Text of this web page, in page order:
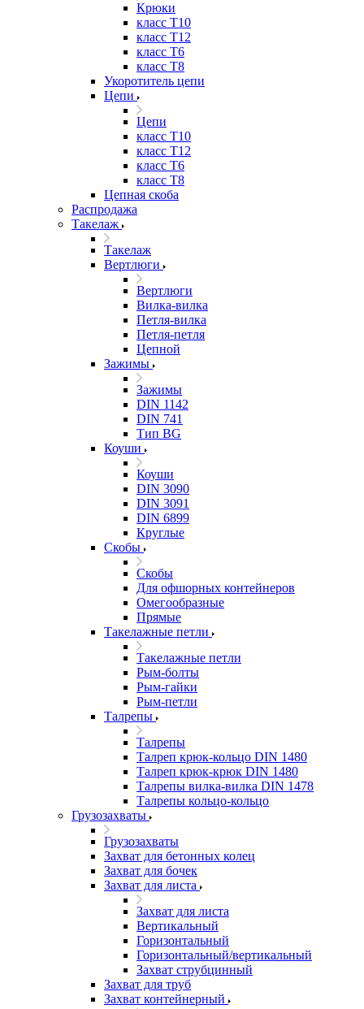
Крюки
класс Т10
класс Т12
класс Т6
класс Т8
Укоротитель цепи
Цепи
Цепи
класс Т10
класс Т12
класс Т6
класс Т8
Цепная скоба
Распродажа
Такелаж
Такелаж
Вертлюги
Вертлюги
Вилка-вилка
Петля-вилка
Петля-петля
Цепной
Зажимы
Зажимы
DIN 1142
DIN 741
Тип BG
Коуши
Коуши
DIN 3090
DIN 3091
DIN 6899
Круглые
Скобы
Скобы
Для офшорных контейнеров
Омегообразные
Прямые
Такелажные петли
Такелажные петли
Рым-болты
Рым-гайки
Рым-петли
Талрепы
Талрепы
Талреп крюк-кольцо DIN 1480
Талреп крюк-крюк DIN 1480
Талрепы вилка-вилка DIN 1478
Талрепы кольцо-кольцо
Грузозахваты
Грузозахваты
Захват для бетонных колец
Захват для бочек
Захват для листа
Захват для листа
Вертикальный
Горизонтальный
Горизонтальный/вертикальный
Захват струбцинный
Захват для труб
Захват контейнерный